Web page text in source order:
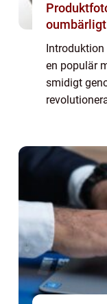
en populär
smidigt
Denn...